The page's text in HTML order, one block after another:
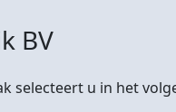
BV
selecteert u in het